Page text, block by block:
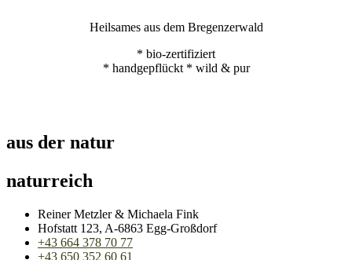
Heilsames aus dem Bregenzerwald
* bio-zertifiziert
* handgepflückt * wild & pur
aus der natur
naturreich
Reiner Metzler & Michaela Fink
Hofstatt 123, A-6863 Egg-Großdorf
+43 664 378 70 77
+43 650 352 60 61